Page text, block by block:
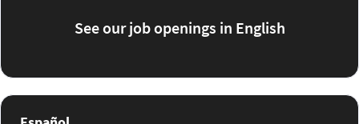
See our job openings in English